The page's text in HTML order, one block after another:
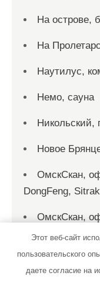
На острове,
На
Наутилус,
Немо, сауна
Никольский,
Новое
ОмскСкан,
DongFeng,
ОмскСкан,
DongFeng,
Парадиз,
Этот веб-сайт
пользовательского
даете согласие на